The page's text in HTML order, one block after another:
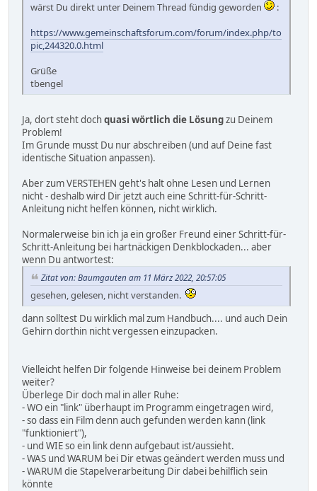
wärst Du direkt unter Deinem Thread fündig geworden
:
https://www.gemeinschaftsforum.com/forum/index.php/to
pic,244320.0.html
Grüße
tbengel
Ja, dort steht dochquasi wörtlich die Lösungzu Deinem
Problem!
Im Grunde musst Du nur abschreiben (und auf Deine fast
identische Situation anpassen).
Aber zum VERSTEHEN geht's halt ohne Lesen und Lernen
nicht - deshalb wird Dir jetzt auch eine Schritt-für-Schritt-
Anleitung nicht helfen können, nicht wirklich.
Normalerweise bin ich ja ein großer Freund einer Schritt-für-
Schritt-Anleitung bei hartnäckigen Denkblockaden... aber
wenn Du antwortest:
Zitat von: Baumgauten am 11 März 2022, 20:57:05
gesehen, gelesen, nicht verstanden.
dann solltest Du wirklich mal zum Handbuch.... und auch Dein
Gehirn dorthin nicht vergessen einzupacken.
Vielleicht helfen Dir folgende Hinweise bei deinem Problem
weiter?
Überlege Dir doch mal in aller Ruhe:
- WO ein "link" überhaupt im Programm eingetragen wird,
- so dass ein Film denn auch gefunden werden kann (link
"funktioniert"),
- und WIE so ein link denn aufgebaut ist/aussieht.
- WAS und WARUM bei Dir etwas geändert werden muss und
- WARUM die Stapelverarbeitung Dir dabei behilflich sein
könnte